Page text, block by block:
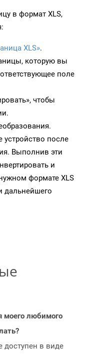
в формат XLS,
XLS».
которую вы
поле
чтобы
устройство после
Выполнив эти
и
формате XLS
дальнейшего
моего любимого
доступен в виде